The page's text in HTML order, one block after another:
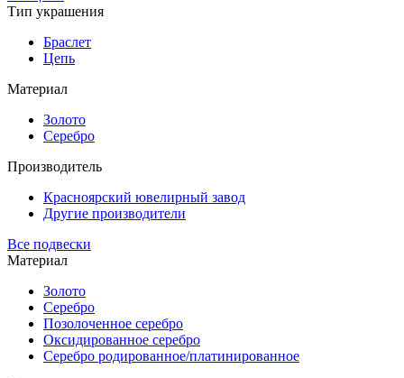
Тип украшения
Браслет
Цепь
Материал
Золото
Серебро
Производитель
Красноярский ювелирный завод
Другие производители
Все подвески
Материал
Золото
Серебро
Позолоченное серебро
Оксидированное серебро
Серебро родированное/платинированное